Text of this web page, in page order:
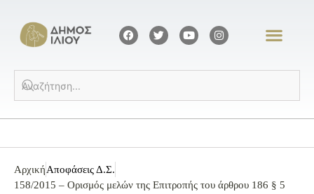
ΑρχικήΑποφάσεις Δ.Σ.
158/2015 – Ορισμός μελών της Επιτροπής του άρθρου 186 § 5